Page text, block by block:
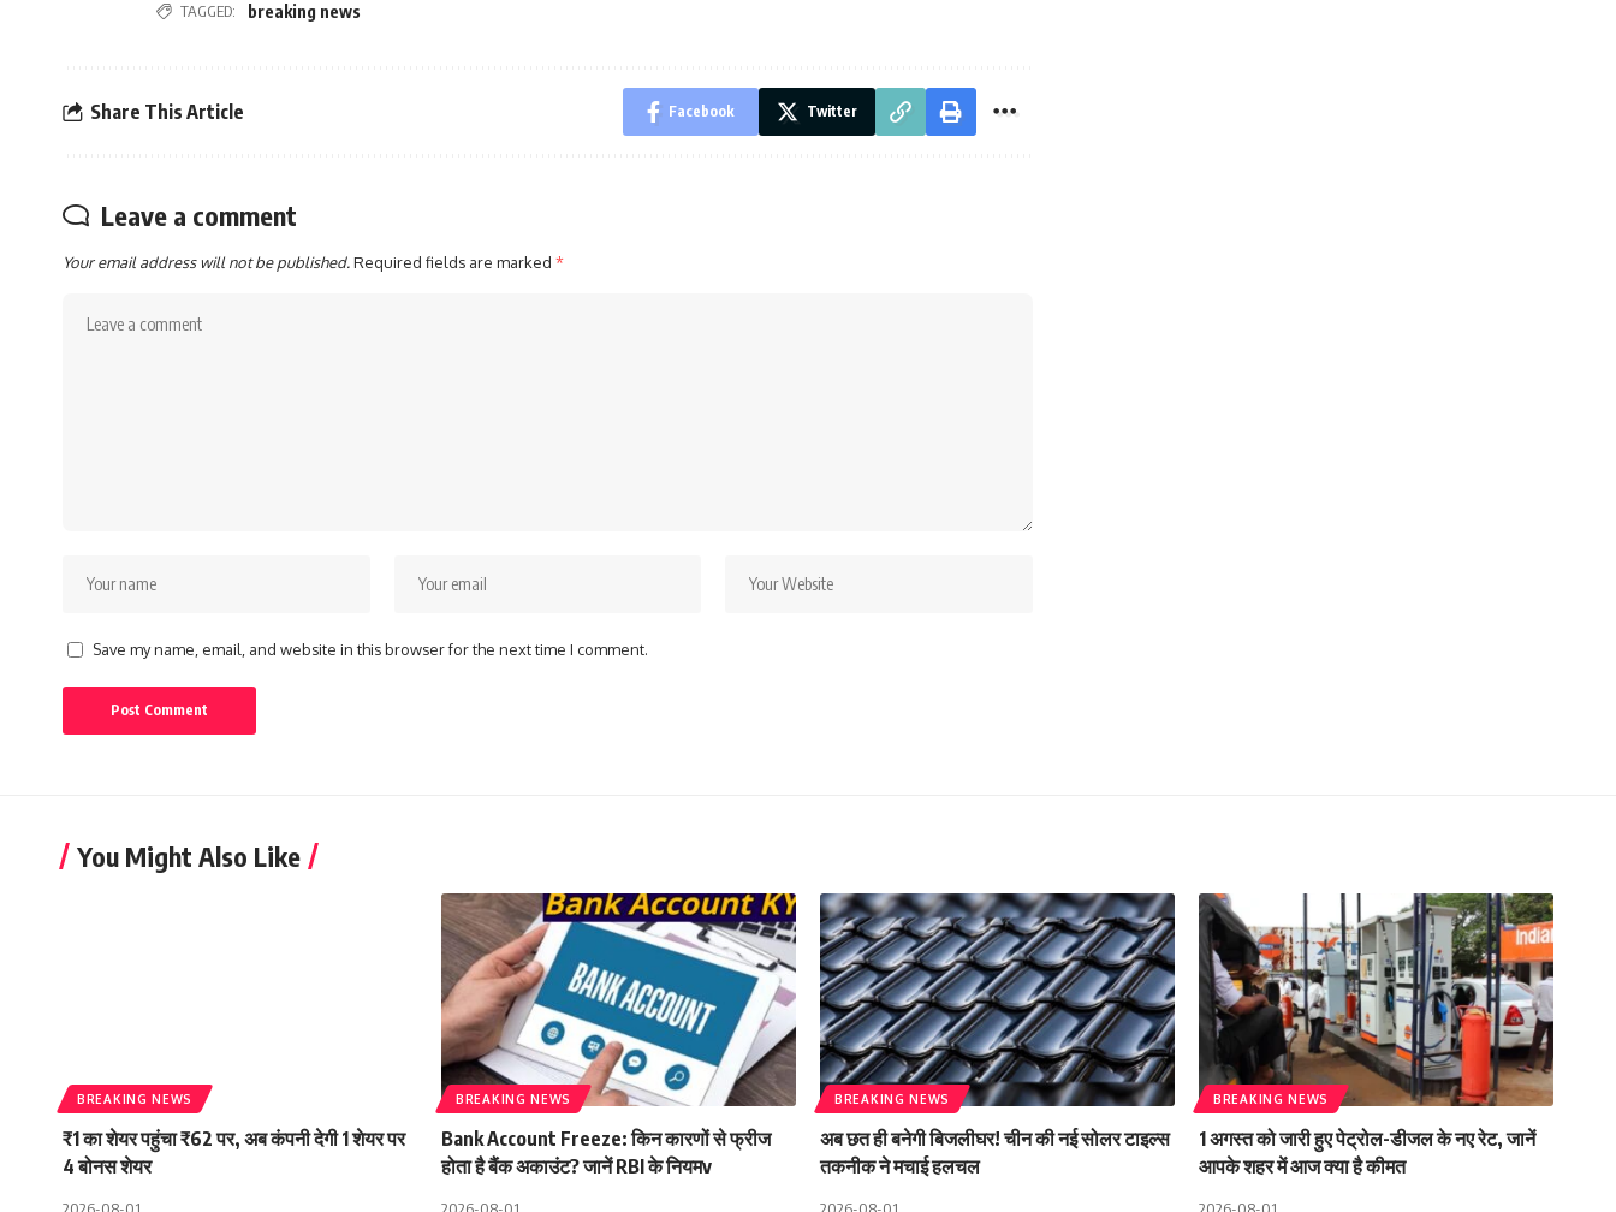
TAGGED: breaking news
Share This Article Facebook Twitter
Leave a comment
Your email address will not be published.Required fields are marked *
Save my name, email, and website in this browser for the next time I comment.
You Might Also Like
BREAKING NEWS
₹1 का शेयर पहुंचा ₹62 पर, अब कंपनी देगी 1 शेयर पर
4 बोनस शेयर
BREAKING NEWS
Bank Account Freeze: किन कारणों से फ्रीज
होता है बैंक अकाउंट? जानें RBI के नियमv
BREAKING NEWS
अब छत ही बनेगी बिजलीघर! चीन की नई सोलर टाइल्स
तकनीक ने मचाई हलचल
BREAKING NEWS
1 अगस्त को जारी हुए पेट्रोल-डीजल के नए रेट, जानें
आपके शहर में आज क्या है कीमत